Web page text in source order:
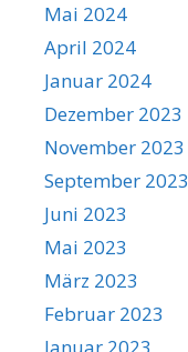
Mai 2024
April 2024
Januar 2024
Dezember 2023
November 2023
September 2023
Juni 2023
Mai 2023
März 2023
Februar 2023